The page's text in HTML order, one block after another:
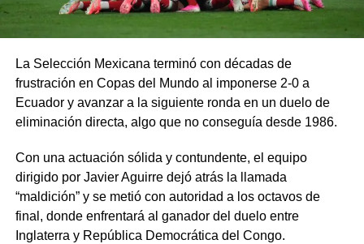
La Selección Mexicana terminó con décadas de
frustración en Copas del Mundo al imponerse 2-0 a
Ecuador y avanzar a la siguiente ronda en un duelo de
eliminación directa, algo que no conseguía desde 1986.
Con una actuación sólida y contundente, el equipo
dirigido por Javier Aguirre dejó atrás la llamada
“maldición” y se metió con autoridad a los octavos de
final, donde enfrentará al ganador del duelo entre
Inglaterra y República Democrática del Congo.